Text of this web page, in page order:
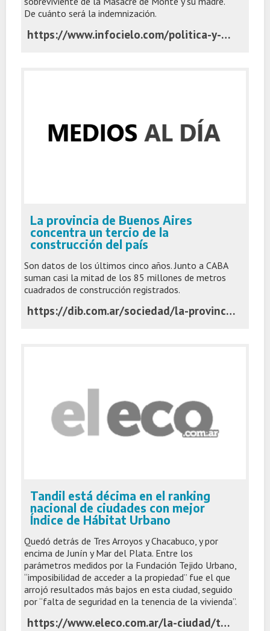
De cuánto será la indemnización.
https://www.infocielo.com/politica-y-economia/la-provincia-va-a-indemnizar-a-la-unica-sobreviviente-de-la-masacre-de-monte
La provincia de Buenos Aires
concentra un tercio de la
construcción del país
Son datos de los últimos cinco años. Junto a CABA
suman casi la mitad de los 85 millones de metros
cuadrados de construcción registrados.
https://dib.com.ar/sociedad/la-provincia-buenos-aires-concentra-un-tercio-la-construccion-del-pais-n54039
Tandil está décima en el ranking
nacional de ciudades con mejor
Índice de Hábitat Urbano
Quedó detrás de Tres Arroyos y Chacabuco, y por
encima de Junín y Mar del Plata. Entre los
parámetros medidos por la Fundación Tejido Urbano,
“imposibilidad de acceder a la propiedad” fue el que
arrojó resultados más bajos en esta ciudad, seguido
por “falta de seguridad en la tenencia de la vivienda”.
https://www.eleco.com.ar/la-ciudad/tandil-esta-decima-en-el-ranking-nacional-de-ciudades-con-mejor-indice-de-habitat-urbano